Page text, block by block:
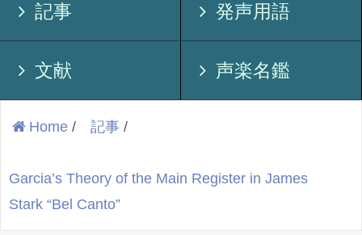
記事 発声用語
文献 声楽名鑑
Home / 記事 /
Garcia’s Theory of the Main Register in James
Stark “Bel Canto”